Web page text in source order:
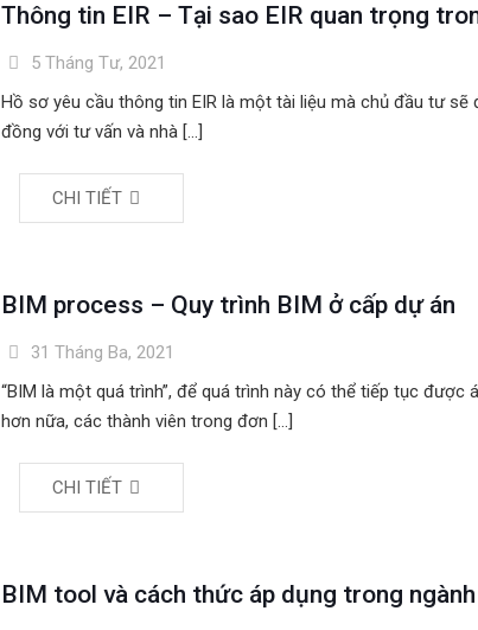
Thông tin EIR – Tại sao EIR quan trọng
5 Tháng Tư, 2021
Hồ sơ yêu cầu thông tin EIR là một tài liệu mà chủ đầu tư sẽ
đồng với tư vấn và nhà […]
CHI TIẾT
BIM process – Quy trình BIM ở cấp dự án
31 Tháng Ba, 2021
“BIM là một quá trình”, để quá trình này có thể tiếp tục được
hơn nữa, các thành viên trong đơn […]
CHI TIẾT
BIM tool và cách thức áp dụng trong